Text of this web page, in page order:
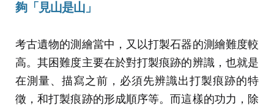
夠「見山是山」
考古遺物的測繪當中，又以打製石器的測繪難度較
高。其困難度主要在於對打製痕跡的辨識，也就是
在測量、描寫之前，必須先辨識出打製痕跡的特
徵，和打製痕跡的形成順序等。而這樣的功力，除